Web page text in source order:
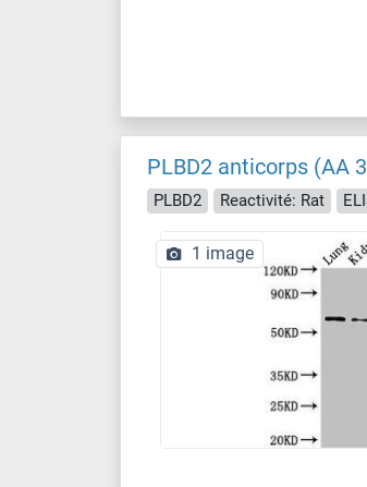
PLBD2 anticorps (AA
PLBD2 Reactivité: Rat
1 image